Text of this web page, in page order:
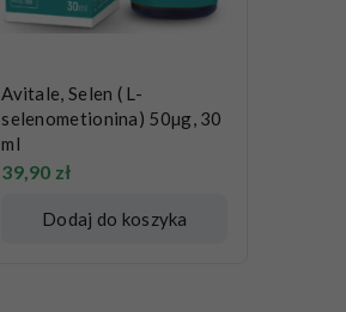
Avitale, Selen ( L-
selenometionina) 50µg, 30
ml
39,90 zł
Dodaj do koszyka